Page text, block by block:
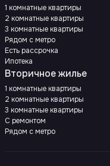
1 комнатные квартиры
2 комнатные квартиры
3 комнатные квартиры
Рядом с метро
Есть рассрочка
Ипотека
Вторичное жилье
1 комнатные квартиры
2 комнатные квартиры
3 комнатные квартиры
С ремонтом
Рядом с метро